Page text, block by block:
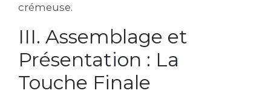
crémeuse.
III. Assemblage et
Présentation : La
Touche Finale